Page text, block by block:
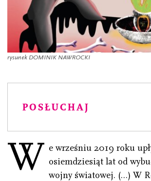
rysunek DOMINIK NAWROCKI
POSŁUCHAJ
W e wrześniu 2019 roku
osiemdziesiąt lat od
wojny światowej. (…) W